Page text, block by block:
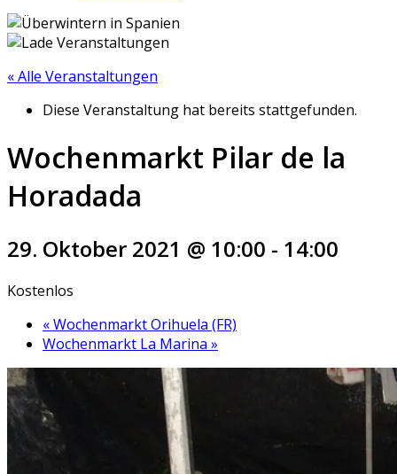
« Alle Veranstaltungen
Diese Veranstaltung hat bereits stattgefunden.
Wochenmarkt Pilar de la
Horadada
29. Oktober 2021 @ 10:00 - 14:00
Kostenlos
«Wochenmarkt Orihuela (FR)
Wochenmarkt La Marina »